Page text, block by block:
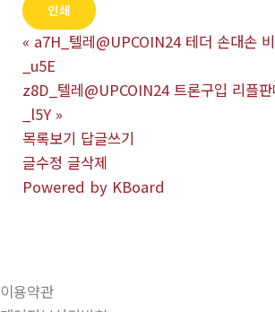
인쇄
« a7H_텔레@UPCOIN24 테더 손대손
_u5E
z8D_텔레@UPCOIN24 트론구입 리플
_l5Y »
목록보기 답글쓰기
글수정 글삭제
Powered by KBoard
이용약관